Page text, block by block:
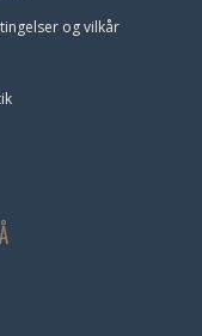
og vilkår